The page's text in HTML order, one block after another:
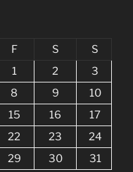
F S
S
1
2
3
8 9
10
15 16
17
22 23
24
29 30 31